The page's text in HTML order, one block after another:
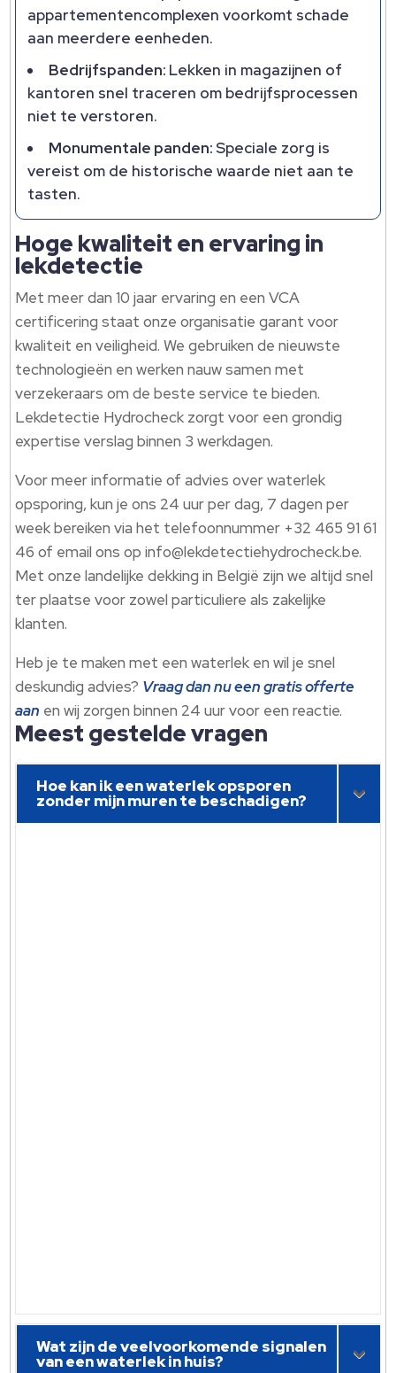
appartementencomplexen voorkomt schade
aan meerdere eenheden.
Bedrijfspanden: Lekken in magazijnen of
kantoren snel traceren om bedrijfsprocessen
niet te verstoren.
Monumentale panden:Speciale zorg is
vereist om de historische waarde niet aan te
tasten.
Hoge kwaliteit en ervaring in
lekdetectie
Met meer dan 10 jaar ervaring en een VCA
certificering staat onze organisatie garant voor
kwaliteit en veiligheid. We gebruiken de nieuwste
technologieën en werken nauw samen met
verzekeraars om de beste service te bieden.
Lekdetectie Hydrocheck zorgt voor een grondig
expertise verslag binnen 3 werkdagen.
Voor meer informatie of advies over waterlek
opsporing, kun je ons 24 uur per dag, 7 dagen per
week bereiken via het telefoonnummer +32 465 91 61
46 of email ons op info@lekdetectiehydrocheck.be.
Met onze landelijke dekking in België zijn we altijd snel
ter plaatse voor zowel particuliere als zakelijke
klanten.
Heb je te maken met een waterlek en wil je snel
deskundig advies? Vraag dan nu een gratis offerte
aan en wij zorgen binnen 24 uur voor een reactie.
Meest gestelde vragen
Hoe kan ik een waterlek opsporen
zonder mijn muren te beschadigen?
Wat zijn de veelvoorkomende signalen
van een waterlek in huis?